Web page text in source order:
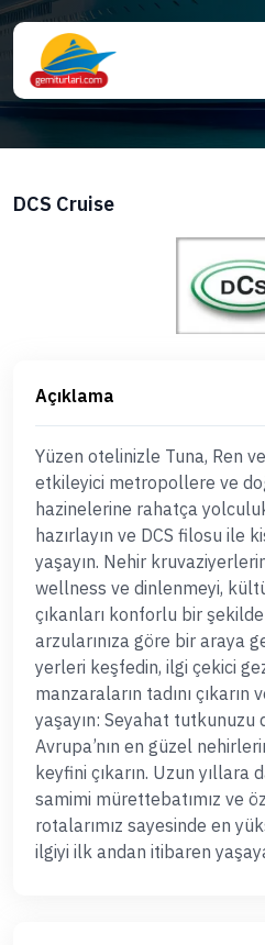
DCS Cruise
Açıklama
Yüzen otelinizle Tuna, Ren
etkileyici metropollere ve
hazinelerine rahatça
hazırlayın ve DCS filosu ile
yaşayın. Nehir
wellness ve dinlenmeyi,
çıkanları konforlu bir
arzularınıza göre bir araya
yerleri keşfedin, ilgi çekici
manzaraların tadını çıkarın
yaşayın: Seyahat tutkunuzu
Avrupa’nın en güzel
keyfini çıkarın. Uzun yıllara
samimi mürettebatımız ve
rotalarımız sayesinde en
ilgiyi ilk andan itibaren